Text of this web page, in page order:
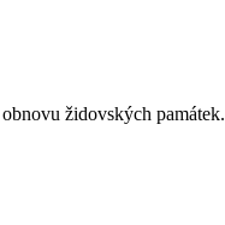
židovských památek.